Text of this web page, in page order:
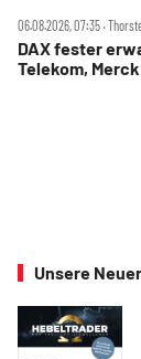
06.08.2026, 07:35 ‧
DAX fester
Telekom,
Unsere